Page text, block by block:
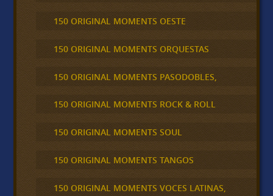
150 ORIGINAL MOMENTS OESTE
150 ORIGINAL MOMENTS ORQUESTAS
150 ORIGINAL MOMENTS PASODOBLES,
150 ORIGINAL MOMENTS ROCK & ROLL
150 ORIGINAL MOMENTS SOUL
150 ORIGINAL MOMENTS TANGOS
150 ORIGINAL MOMENTS VOCES LATINAS,